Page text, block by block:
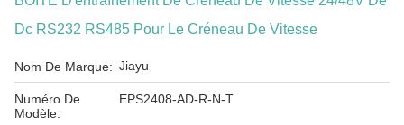
Dc RS232 RS485 Pour Le Créneau De Vitesse
Nom De Marque: Jiayu
Numéro De
Modèle:
EPS2408-AD-R-N-T